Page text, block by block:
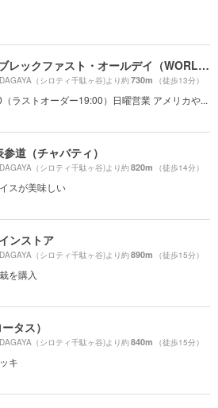
ワールド・ブレックファスト・オールデイ（WORLD BREAKFAST ALLDAY）
（シロティ千駄ヶ谷)より約730m （徒歩13分）
ラストオーダー19:00）日曜営業 アメリカや...
道（チャバティ）
（シロティ千駄ヶ谷)より約820m （徒歩14分）
スが美味しい
ンストア
（シロティ千駄ヶ谷)より約890m （徒歩15分）
を購入
タス）
（シロティ千駄ヶ谷)より約840m （徒歩15分）
キ